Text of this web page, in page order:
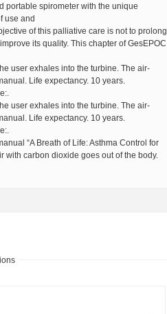
portable spirometer with the unique
use and
of this palliative care is not to prolong
its quality. This chapter of GesEPOC
user exhales into the turbine. The air-
Life expectancy. 10 years.
user exhales into the turbine. The air-
Life expectancy. 10 years.
“A Breath of Life: Asthma Control for
with carbon dioxide goes out of the body.